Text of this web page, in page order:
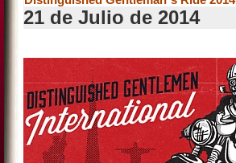
21 de Julio de 2014